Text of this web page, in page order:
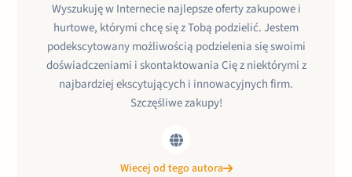
Wyszukuję w Internecie najlepsze oferty zakupowe i
hurtowe, którymi chcę się z Tobą podzielić. Jestem
podekscytowany możliwością podzielenia się swoimi
doświadczeniami i skontaktowania Cię z niektórymi z
najbardziej ekscytujących i innowacyjnych firm.
Szczęśliwe zakupy!
Wiecej od tego autora